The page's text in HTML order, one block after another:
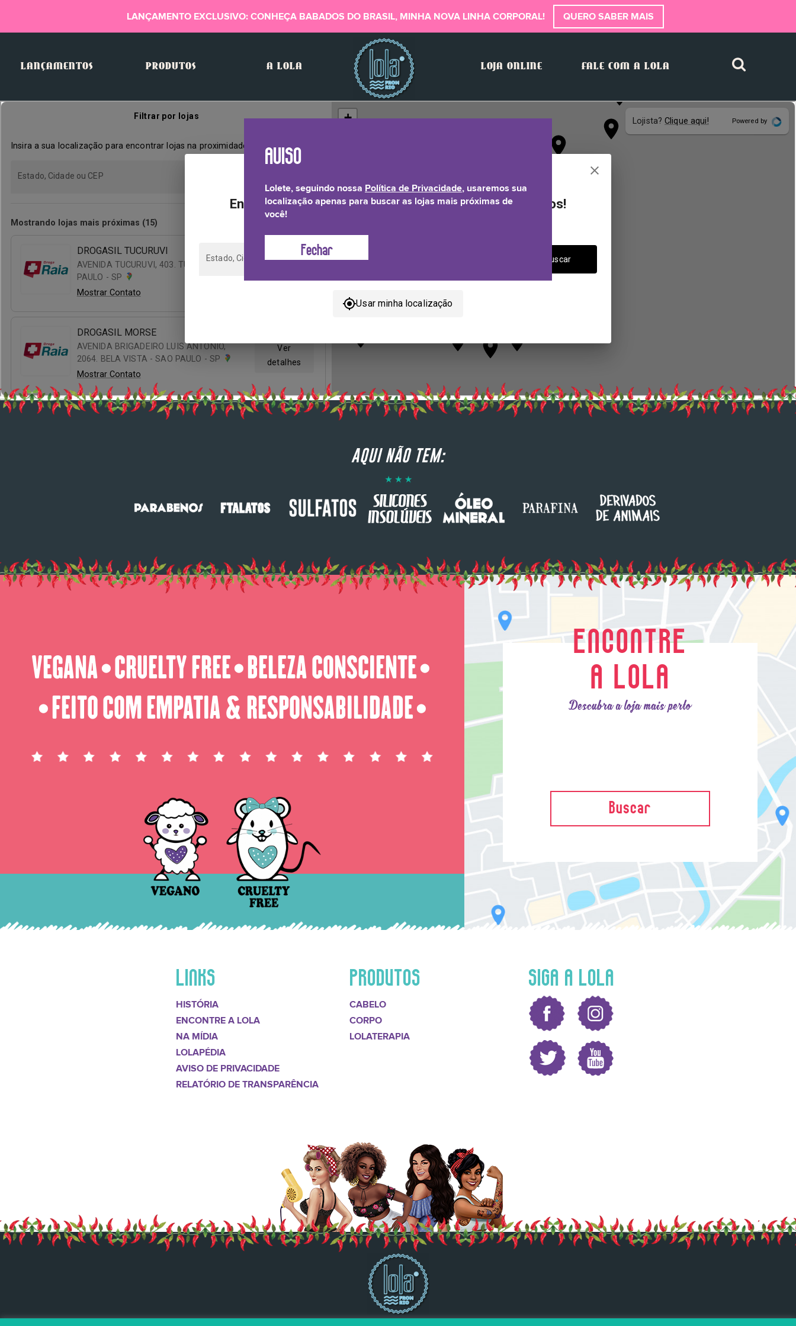
LANÇAMENTO EXCLUSIVO: CONHEÇA BABADOS DO BRASIL, MINHA NOVA LINHA CORPORAL! QUERO SABER MAIS
LANÇAMENTOS PRODUTOS A LOLA LOJA ONLINE FALE COM A LOLA
AQUI NÃO TEM:
VEGANA ⬤ CRUELTY FREE ⬤ BELEZA CONSCIENTE ⬤
⬤ FEITO COM EMPATIA & RESPONSABILIDADE ⬤
ENCONTRE
A LOLA
Descubra a loja mais perto
Buscar
LINKS
HISTÓRIA
ENCONTRE A LOLA
NA MÍDIA
LOLAPÉDIA
AVISO DE PRIVACIDADE
RELATÓRIO DE TRANSPARÊNCIA
PRODUTOS
CABELO
CORPO
LOLATERAPIA
SIGA A LOLA
Lolete, seguindo nossa Política de Privacidade, usaremos sua
localização apenas para buscar as lojas mais próximas de
você!